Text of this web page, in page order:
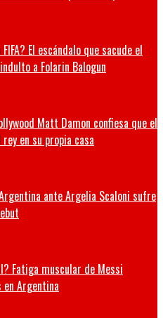
El escándalo que sacude el
a Folarin Balogun
Matt Damon confiesa que el
en su propia casa
ante Argelia Scaloni sufre
Fatiga muscular de Messi
Argentina